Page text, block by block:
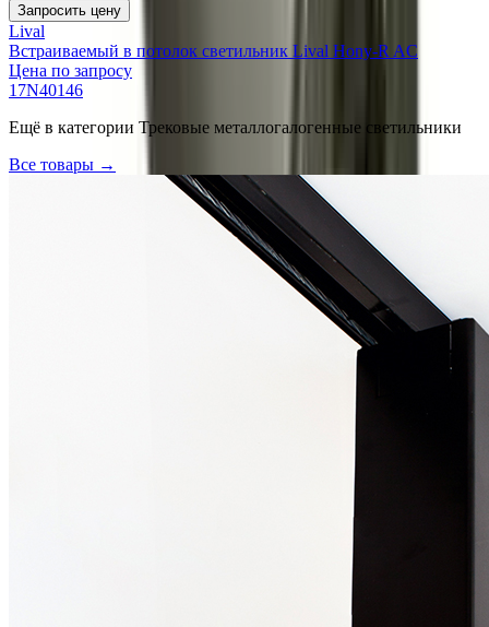
Запросить цену
Lival
Встраиваемый в потолок светильник Lival Hony-R AC
Цена по запросу
17N40146
Ещё в категории Трековые металлогалогенные светильники
Все товары →